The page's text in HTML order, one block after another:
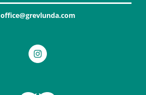
office@grevlunda.com